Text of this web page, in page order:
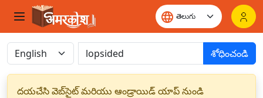
శోధించండి
దయచేసి వెబ్‌సైట్ మరియు ఆండ్రాయిడ్ యాప్ నుండి